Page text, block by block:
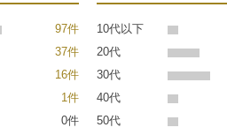
97件
37件
16件
1件
0件
10代以下
20代
30代
40代
50代